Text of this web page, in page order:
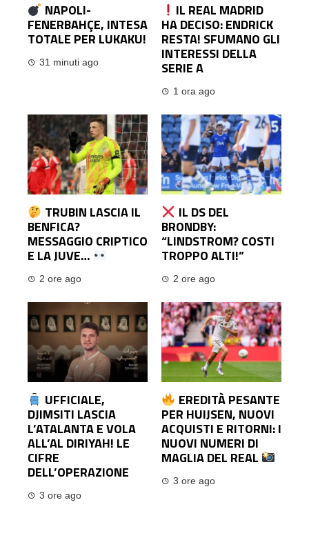
NAPOLI-
FENERBAHÇE, INTESA
TOTALE PER LUKAKU!
31 minuti ago
IL REAL MADRID
HA DECISO: ENDRICK
RESTA! SFUMANO GLI
INTERESSI DELLA
SERIE A
1 ora ago
TRUBIN LASCIA IL
BENFICA?
MESSAGGIO CRIPTICO
E LA JUVE…
2 ore ago
IL DS DEL
BRONDBY:
“LINDSTROM? COSTI
TROPPO ALTI!”
2 ore ago
UFFICIALE,
DJIMSITI LASCIA
L’ATALANTA E VOLA
ALL’AL DIRIYAH! LE
CIFRE
DELL’OPERAZIONE
3 ore ago
EREDITÀ PESANTE
PER HUIJSEN, NUOVI
ACQUISTI E RITORNI: I
NUOVI NUMERI DI
MAGLIA DEL REAL
3 ore ago